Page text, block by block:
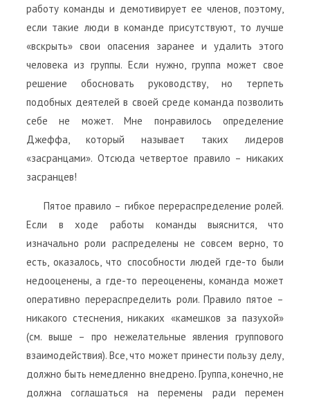
работу команды и демотивирует ее членов, поэтому,
если такие люди в команде присутствуют, то лучше
«вскрыть» свои опасения заранее и удалить этого
человека из группы. Если нужно, группа может свое
решение обосновать руководству, но терпеть
подобных деятелей в своей среде команда позволить
себе не может. Мне понравилось определение
Джеффа, который называет таких лидеров
«засранцами». Отсюда четвертое правило – никаких
засранцев!
Пятое правило – гибкое перераспределение ролей.
Если в ходе работы команды выяснится, что
изначально роли распределены не совсем верно, то
есть, оказалось, что способности людей где-то были
недооценены, а где-то переоценены, команда может
оперативно перераспределить роли. Правило пятое –
никакого стеснения, никаких «камешков за пазухой»
(см. выше – про нежелательные явления группового
взаимодействия). Все, что может принести пользу делу,
должно быть немедленно внедрено. Группа, конечно, не
должна соглашаться на перемены ради перемен